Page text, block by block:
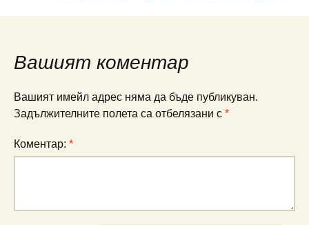
Вашият коментар
Вашият имейл адрес няма да бъде публикуван.
Задължителните полета са отбелязани с *
Коментар: *